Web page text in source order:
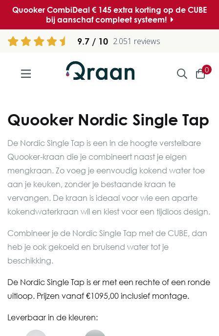
Quooker CombiDeal € 145 extra korting op de CUBE
bij aanschaf compleet systeem!
9.7 2.051 reviews
0
Quooker Nordic Single Tap
De Nordic Single Tap is een in de hoogte verstelbare
Quooker-kraan die je combineert naast je eigen
mengkraan. Zo voeg je eenvoudig kokend water toe
aan je keuken, zonder je bestaande kraan te
vervangen. De kraan is ideaal voor wie een aparte
kokendwaterkraan wil en kiest voor een tijdloos design.​
Combineer je de Nordic Single Tap met de CUBE, dan
heb je ook gekoeld en bruisend water tot je
beschikking.​
De Nordic Single Tap is er met een rechte of een ronde
uitloop. Prijzen vanaf €1095,00 inclusief montage.
Leverbaar in de kleuren: